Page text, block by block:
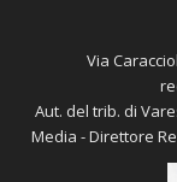
Via
Aut. del trib. di
Media - Direttore